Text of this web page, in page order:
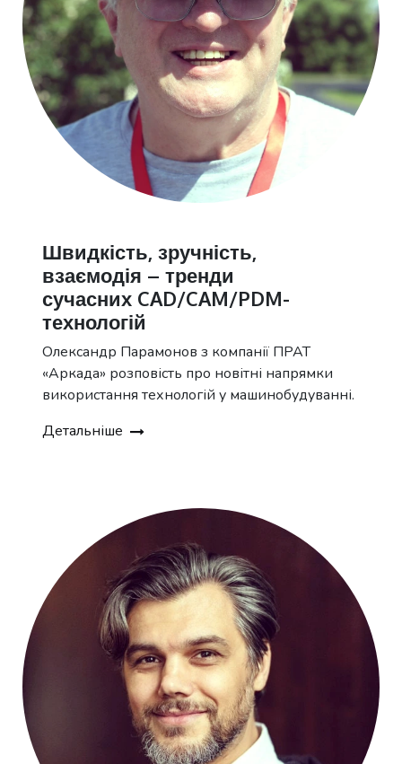
Швидкість, зручність,
взаємодія – тренди
сучасних CAD/CAM/PDM-
технологій
Олександр Парамонов з компанії ПРАТ
«Аркада» розповість про новітні напрямки
використання технологій у машинобудуванні.
Детальніше